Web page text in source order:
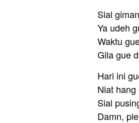
Sial
Ya udeh
Waktu
Gila gue
Hari ini
Niat
Sial
Damn,